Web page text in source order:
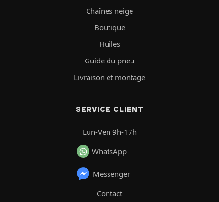
Chaînes neige
Boutique
Huiles
Guide du pneu
Livraison et montage
SERVICE CLIENT
Lun-Ven 9h-17h
WhatsApp
Messenger
Contact